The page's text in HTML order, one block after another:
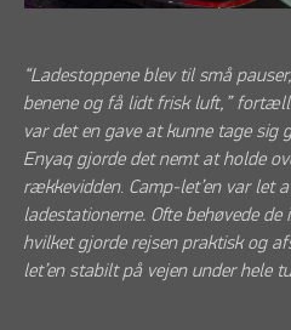
“Ladestoppene blev til små
benene og få lidt frisk luft,”
var det en gave at kunne tage sig
Enyaq gjorde det nemt at holde
rækkevidden. Camp-let’en var let
ladestationerne. Ofte behøvede
hvilket gjorde rejsen praktisk og
let’en stabilt på vejen under hele